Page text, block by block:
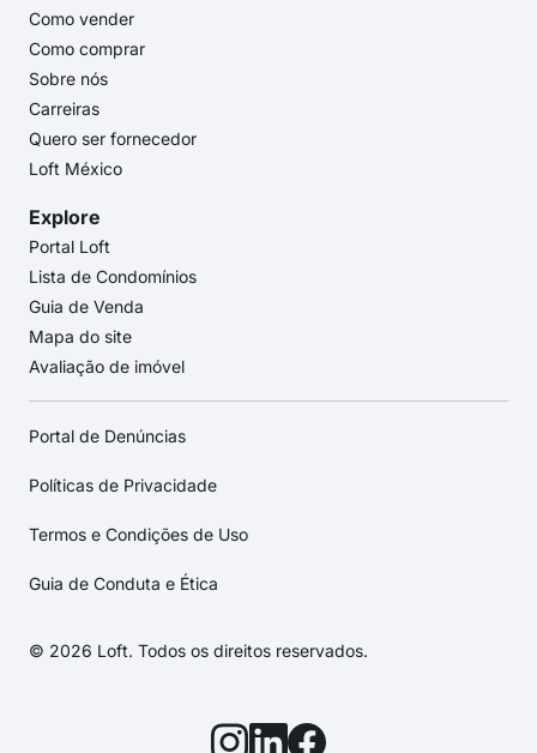
Como vender
Como comprar
Sobre nós
Carreiras
Quero ser fornecedor
Loft México
Explore
Portal Loft
Lista de Condomínios
Guia de Venda
Mapa do site
Avaliação de imóvel
Portal de Denúncias
Políticas de Privacidade
Termos e Condições de Uso
Guia de Conduta e Ética
© 2026 Loft. Todos os direitos reservados.